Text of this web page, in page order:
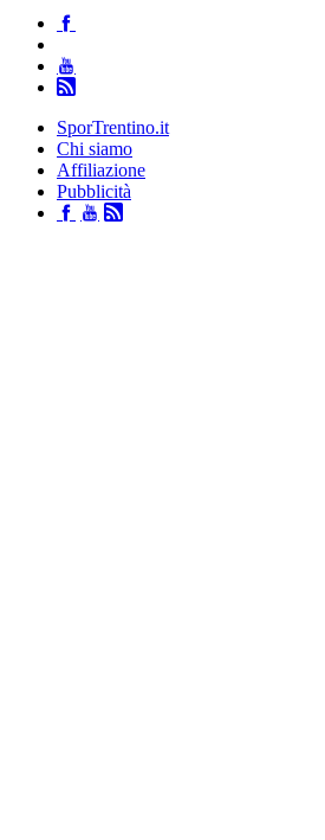
SporTrentino.it
Chi siamo
Affiliazione
Pubblicità